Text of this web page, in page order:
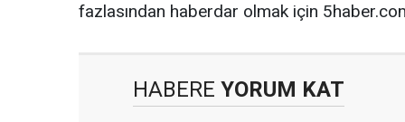
fazlasından haberdar olmak için
HABERE YORUM KAT